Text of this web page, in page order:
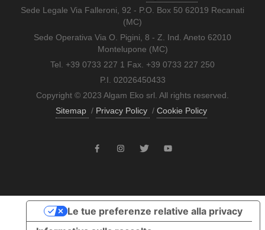
Sede Legale Via Falleroni, 92 - P.O. Box 50 62019 Recanati
(MC)
Sede Operativa Via O. Pigini, 8 - Z. Ind. Aneto 62010
Montelupone (MC)
Tel. +39 0733 227 1 Fax. +39 0733 227 250
P.I. 02026450433
Copyright © 2023 Algam Eko srl. All rights reserved.
Sitemap / Privacy Policy / Cookie Policy
Le tue preferenze relative alla privacy